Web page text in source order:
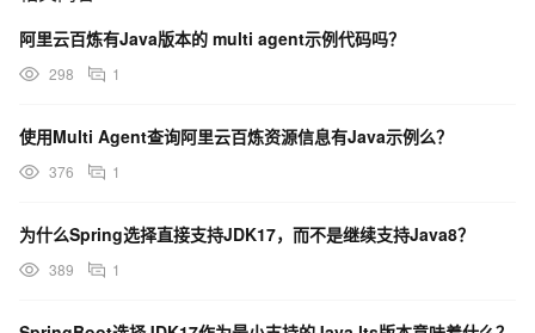
阿里云百炼有Java版本的 multi agent示例代码吗？
298 1
使用Multi Agent查询阿里云百炼资源信息有Java示例么？
376 1
为什么Spring选择直接支持JDK17，而不是继续支持Java8？
389 1